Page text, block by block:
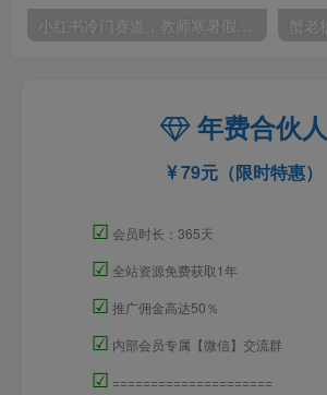
小红书冷门赛道，教师寒暑假项目，多种连环套的变现方式，还能矩阵操作放大收益【揭秘】
年费合伙人
79元（限时特惠）
☑ 会员时长：365天
☑ 全站资源免费获取1年
☑ 推广佣金高达50％
☑ 内部会员专属【微信】交流群
☑ =====================